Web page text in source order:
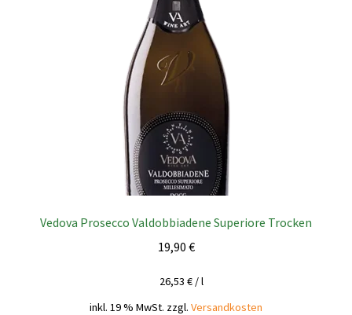
Vedova Prosecco Valdobbiadene Superiore Trocken
19,90 €
26,53€ /l
inkl. 19 % MwSt. zzgl. Versandkosten